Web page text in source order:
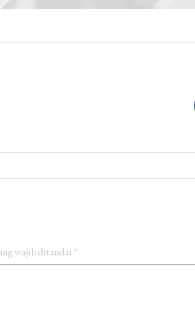
wajib ditandai *